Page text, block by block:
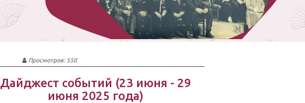
Просмотров: 550
Дайджест событий (23 июня - 29
июня 2025 года)